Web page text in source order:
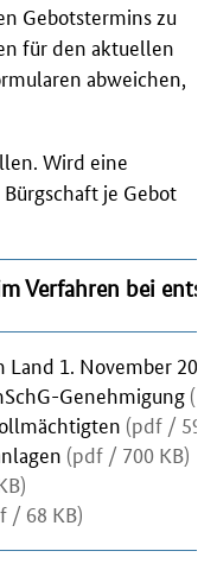
Gebotstermins zu
für den aktuellen
abweichen,
Wird eine
je Gebot
Verfahren bei
Land 1. November
Genehmigung
(pdf / 599
(pdf / 700 KB)
/ 68 KB)